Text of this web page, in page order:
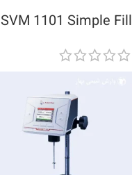
SVM 1101 Simple Fill